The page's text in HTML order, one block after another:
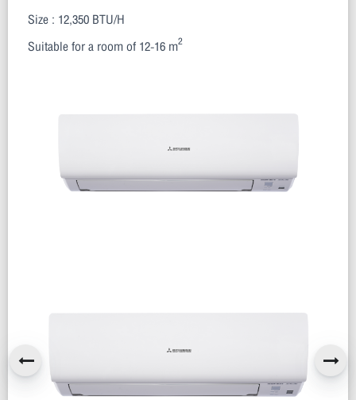
Size : 12,350 BTU/H
Suitable for a room of 12-16 m2